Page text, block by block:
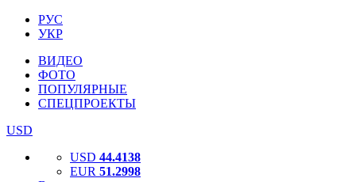
РУС
УКР
ВИДЕО
ФОТО
ПОПУЛЯРНЫЕ
СПЕЦПРОЕКТЫ
USD
USD 44.4138
EUR 51.2998